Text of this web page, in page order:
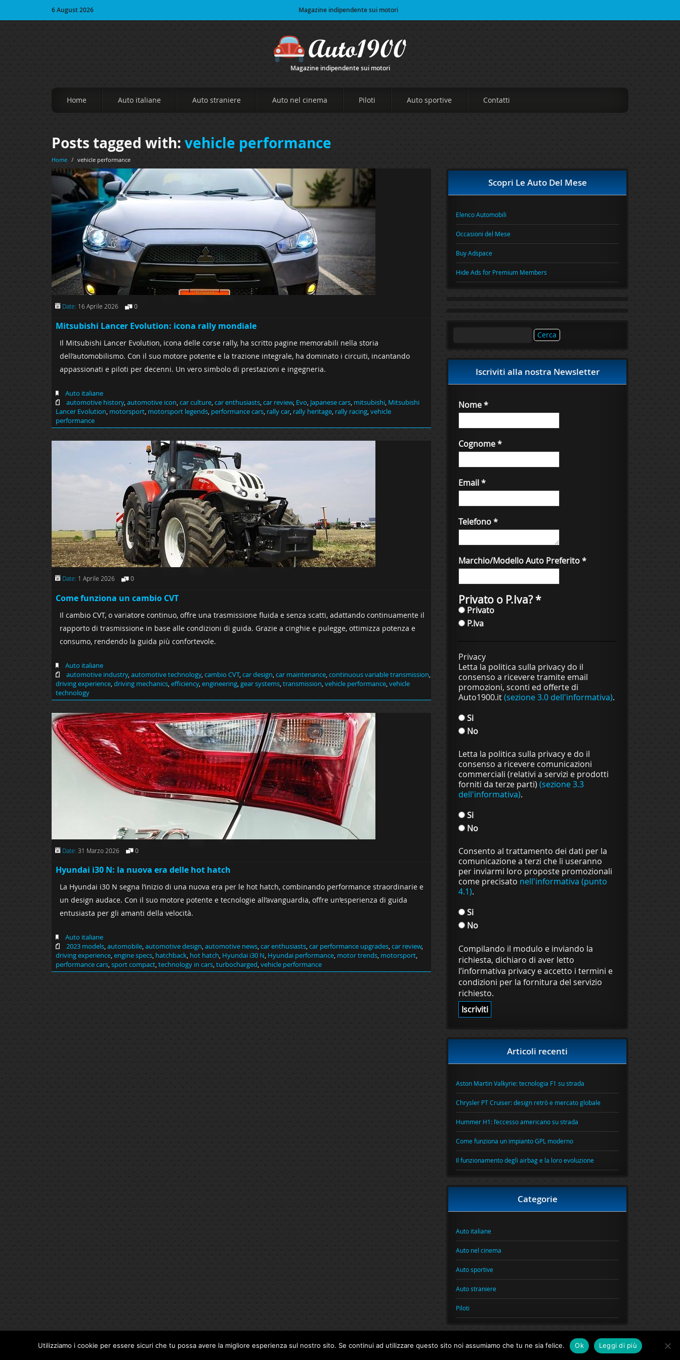
6 August 2026 Magazine indipendente sui motori
Magazine indipendente sui motori
Home Auto italiane Auto straniere Auto nel cinema Piloti Auto sportive Contatti
Posts tagged with: vehicle performance
Home / vehicle performance
Date: 16 Aprile 2026 0
Mitsubishi Lancer Evolution: icona rally mondiale
Il Mitsubishi Lancer Evolution, icona delle corse rally, ha scritto pagine memorabili nella storia
dell’automobilismo. Con il suo motore potente e la trazione integrale, ha dominato i circuiti, incantando
appassionati e piloti per decenni. Un vero simbolo di prestazioni e ingegneria.
Auto italiane
automotive history,automotive icon,car culture,car enthusiasts,car review, Evo, Japanese cars, mitsubishi, Mitsubishi
Lancer Evolution, motorsport, motorsport legends, performance cars, rally car, rally heritage, rally racing,vehicle
performance
Date: 1 Aprile 2026 0
Come funziona un cambio CVT
Il cambio CVT, o variatore continuo, offre una trasmissione fluida e senza scatti, adattando continuamente il
rapporto di trasmissione in base alle condizioni di guida. Grazie a cinghie e pulegge, ottimizza potenza e
consumo, rendendo la guida più confortevole.
Auto italiane
automotive industry,automotive technology,cambio CVT,car design,car maintenance,continuous variable transmission,
driving experience,driving mechanics,efficiency,engineering,gear systems,transmission,vehicle performance,vehicle
technology
Date: 31 Marzo 2026 0
Hyundai i30 N: la nuova era delle hot hatch
La Hyundai i30 N segna l’inizio di una nuova era per le hot hatch, combinando performance straordinarie e
un design audace. Con il suo motore potente e tecnologie all’avanguardia, offre un’esperienza di guida
entusiasta per gli amanti della velocità.
Auto italiane
2023 models,automobile,automotive design,automotive news,car enthusiasts,car performance upgrades,car review,
driving experience,engine specs, hatchback, hot hatch, Hyundai i30 N, Hyundai performance, motor trends, motorsport,
performance cars,sport compact,technology in cars,turbocharged,vehicle performance
Scopri Le Auto Del Mese
Elenco Automobili
Occasioni del Mese
Buy Adspace
Hide Ads for Premium Members
Iscriviti alla nostra Newsletter
Nome*
Cognome*
Email*
Telefono*
Marchio/Modello Auto Preferito*
Privato o P.Iva?*
Privato
P.Iva
Privacy
Letta la politica sulla privacy do il
consenso a ricevere tramite email
promozioni, sconti ed offerte di
Auto1900.it(sezione 3.0 dell'informativa).
Si
No
Letta la politica sulla privacy e do il
consenso a ricevere comunicazioni
commerciali (relativi a servizi e prodotti
forniti da terze parti) (sezione 3.3
dell'informativa).
Si
No
Consento al trattamento dei dati per la
comunicazione a terzi che li useranno
per inviarmi loro proposte promozionali
come precisato nell'informativa (punto
4.1).
Si
No
Compilando il modulo e inviando la
richiesta, dichiaro di aver letto
l’informativa privacy e accetto i termini e
condizioni per la fornitura del servizio
richiesto.
Articoli recenti
Aston Martin Valkyrie: tecnologia F1 su strada
Chrysler PT Cruiser: design retrò e mercato globale
Hummer H1: l’eccesso americano su strada
Come funziona un impianto GPL moderno
Il funzionamento degli airbag e la loro evoluzione
Categorie
Auto italiane
Auto nel cinema
Auto sportive
Auto straniere
Piloti
|
Utilizziamo i cookie per essere sicuri che tu possa avere la migliore esperienza sul nostro sito. Se continui ad utilizzare questo sito noi assumiamo che tu ne sia felice. Ok Leggi di più